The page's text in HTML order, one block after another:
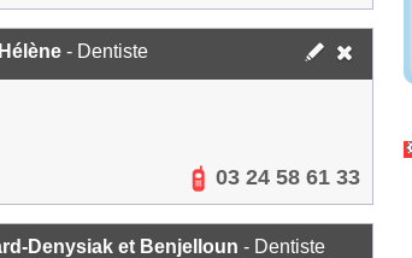
- Dentiste
03 24 58 61 33
Denysiak et Benjelloun - Dentiste